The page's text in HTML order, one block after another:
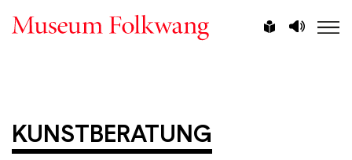
zum
Vorlesen
Leichte
KUNSTBERATUNG